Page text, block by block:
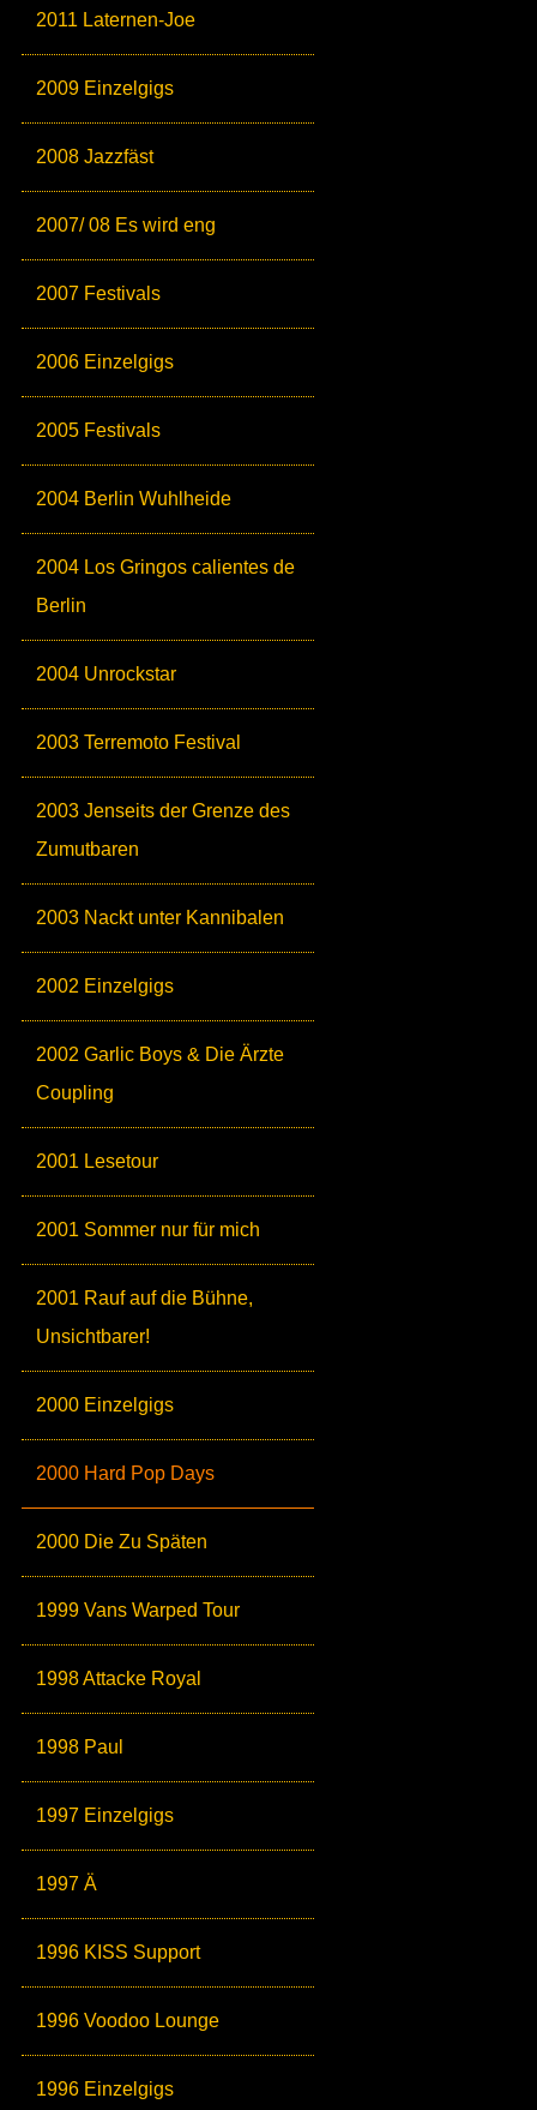
2011 Laternen-Joe
2009 Einzelgigs
2008 Jazzfäst
2007/ 08 Es wird eng
2007 Festivals
2006 Einzelgigs
2005 Festivals
2004 Berlin Wuhlheide
2004 Los Gringos calientes de
Berlin
2004 Unrockstar
2003 Terremoto Festival
2003 Jenseits der Grenze des
Zumutbaren
2003 Nackt unter Kannibalen
2002 Einzelgigs
2002 Garlic Boys & Die Ärzte
Coupling
2001 Lesetour
2001 Sommer nur für mich
2001 Rauf auf die Bühne,
Unsichtbarer!
2000 Einzelgigs
2000 Hard Pop Days
2000 Die Zu Späten
1999 Vans Warped Tour
1998 Attacke Royal
1998 Paul
1997 Einzelgigs
1997 Ä
1996 KISS Support
1996 Voodoo Lounge
1996 Einzelgigs